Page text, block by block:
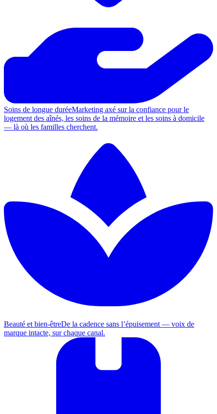
Soins de longue duréeMarketing axé sur la confiance pour le
logement des aînés, les soins de la mémoire et les soins à domicile
— là où les familles cherchent.
Beauté et bien-êtreDe la cadence sans l’épuisement — voix de
marque intacte, sur chaque canal.